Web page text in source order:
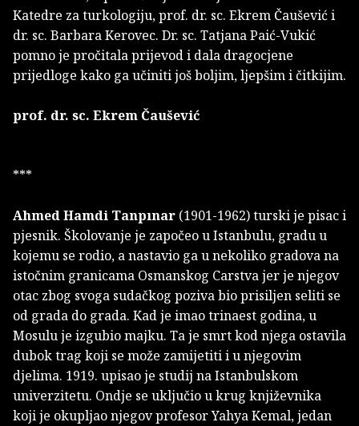
Katedre za turkologiju, prof. dr. sc. Ekrem Čaušević i
dr. sc. Barbara Kerovec. Dr. sc. Tatjana Paić-Vukić
pomno je pročitala prijevod i dala dragocjene
prijedloge kako ga učiniti još boljim, ljepšim i čitkijim.
prof. dr. sc. Ekrem Čaušević
***
Ahmed Hamdi Tanpınar (1901-1962) turski je pisac i
pjesnik. Školovanje je započeo u Istanbulu, gradu u
kojemu se rodio, a nastavio ga u nekoliko gradova na
istočnim granicama Osmanskog Carstva jer je njegov
otac zbog svoga sudačkog poziva bio prisiljen seliti se
od grada do grada. Kad je imao trinaest godina, u
Mosulu je izgubio majku. Ta je smrt kod njega ostavila
dubok trag koji se može zamijetiti i u njegovim
djelima. 1919. upisao je studij na Istanbulskom
univerzitetu. Ondje se uključio u krug književnika
koji je okupljao njegov profesor Yahya Kemal, jedan